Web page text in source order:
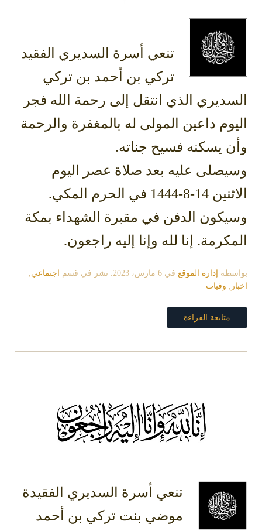
تنعي أسرة السديري الفقيد
تركي بن أحمد بن تركي
السديري الذي انتقل إلى رحمة الله فجر
اليوم داعين المولى له بالمغفرة والرحمة
وأن يسكنه فسيح جناته.
وسيصلى عليه بعد صلاة عصر اليوم
الاثنين 14-8-1444 في الحرم المكي.
وسيكون الدفن في مقبرة الشهداء بمكة
المكرمة. إنا لله وإنا إليه راجعون.
بواسطة إدارة الموقع في 6 مارس، 2023 . نشر في قسم اجتماعي,
اخبار , وفيات
متابعة القراءة
تنعي أسرة السديري الفقيدة
موضي بنت تركي بن أحمد